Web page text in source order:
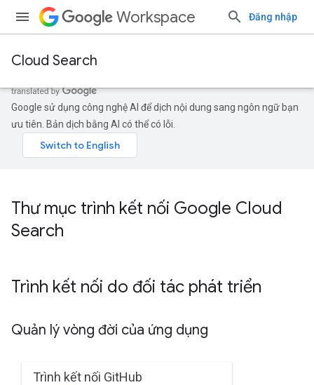
Workspace Đăng nhập
Cloud Search
Google sử dụng công nghệ AI để dịch nội dung sang ngôn ngữ bạn
ưu tiên. Bản dịch bằng AI có thể có lỗi.
Thư mục trình kết nối Google Cloud
Search
Trình kết nối do đối tác phát triển
Quản lý vòng đời của ứng dụng
Trình kết nối GitHub